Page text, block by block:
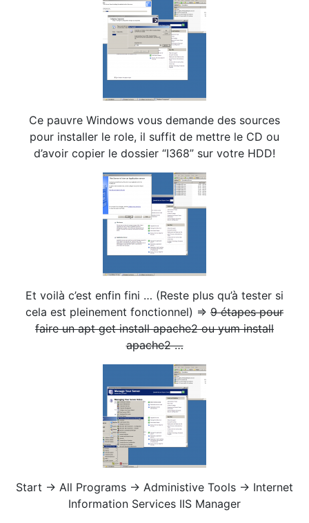
Ce pauvre Windows vous demande des sources
pour installer le role, il suffit de mettre le CD ou
d’avoir copier le dossier “I368” sur votre HDD!
Et voilà c’est enfin fini … (Reste plus qu’à tester si
cela est pleinement fonctionnel) => 9 étapes pour
faire un apt get install apache2 ou yum install
apache2 …
Start -> All Programs -> Administive Tools -> Internet
Information Services IIS Manager